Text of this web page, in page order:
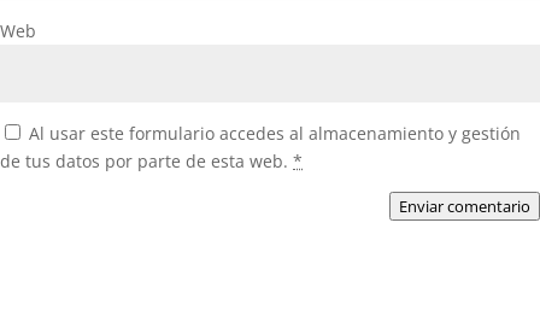
Web
Al usar este formulario accedes al almacenamiento y gestión
de tus datos por parte de esta web. *
Enviar comentario